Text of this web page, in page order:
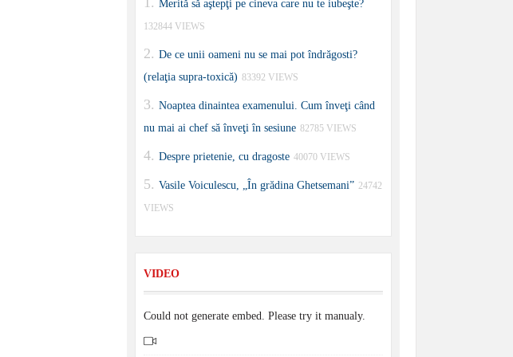
Merită să aştepţi pe cineva care nu te iubeşte?
132844 VIEWS
De ce unii oameni nu se mai pot îndrăgosti?
(relaţia supra-toxică) 83392 VIEWS
Noaptea dinaintea examenului. Cum înveţi când
nu mai ai chef să înveţi în sesiune 82785 VIEWS
Despre prietenie, cu dragoste 40070 VIEWS
Vasile Voiculescu, „În grădina Ghetsemani” 24742
VIEWS
VIDEO
Could not generate embed. Please try it manualy.